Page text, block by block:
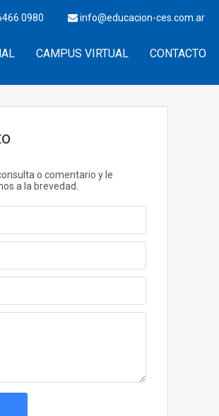
0980 info@educacion-ces.com.ar
CAMPUS VIRTUAL CONTACTO
o comentario y le
a la brevedad.